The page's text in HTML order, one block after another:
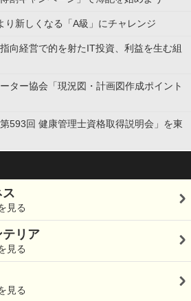
り新しくなる「A級」にチャレンジ
向経営で的を射たIT投資、利益を生む組
ター協会「現況図・計画図作成ポイント
593回 健康管理士資格取得説明会」を東
見る
リア
見る
見る